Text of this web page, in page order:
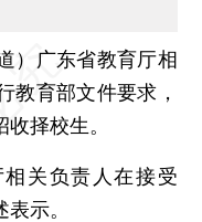
）
广东省教育厅相
教育部文件要求，
择校生。
关负责人在接受
示。